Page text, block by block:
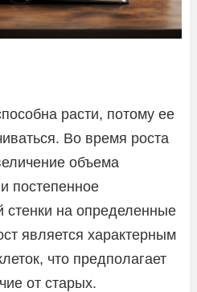
расти, потому ее
Во время роста
объема
постепенное
стенки на определенные
является характерным
что предполагает
от старых.